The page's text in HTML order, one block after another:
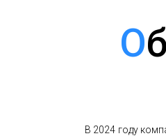
Обзор часов Garmin Fenix 8 с экраном
В 2024 году